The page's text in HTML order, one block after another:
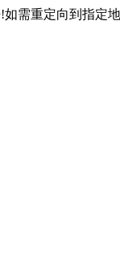
需重定向到指定